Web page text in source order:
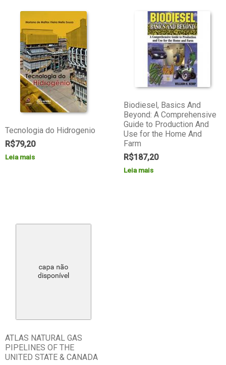
Tecnologia do Hidrogenio
R$79,20
Leia mais
Biodiesel, Basics And
Beyond: A Comprehensive
Guide to Production And
Use for the Home And
Farm
R$187,20
Leia mais
ATLAS NATURAL GAS
PIPELINES OF THE
UNITED STATE & CANADA